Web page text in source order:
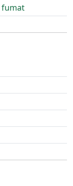
fumat